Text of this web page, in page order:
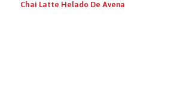
Chai Latte Helado De Avena